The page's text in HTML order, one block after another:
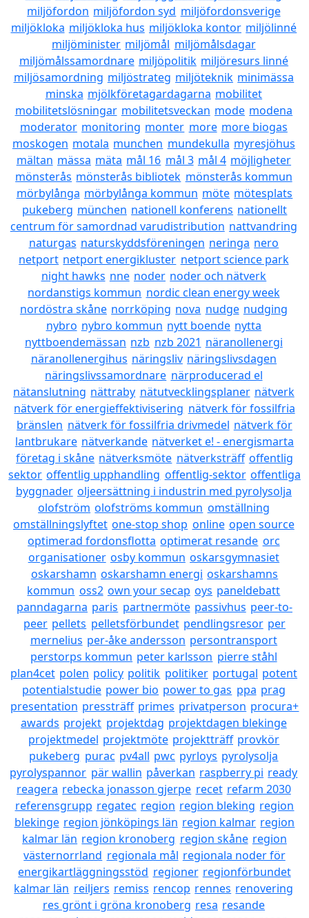
miljöfordon miljöfordon syd miljöfordonsverige
miljökloka miljökloka hus miljökloka kontor miljölinné
miljöminister miljömål miljömålsdagar
miljömålssamordnare miljöpolitik miljöresurs linné
miljösamordning miljöstrateg miljöteknik minimässa
minska mjölkföretagardagarna mobilitet
mobilitetslösningar mobilitetsveckan mode modena
moderator monitoring monter more more biogas
moskogen motala munchen mundekulla myresjöhus
mältan mässa mäta mål 16 mål 3 mål 4 möjligheter
mönsterås mönsterås bibliotek mönsterås kommun
mörbylånga mörbylånga kommun möte mötesplats
pukeberg münchen nationell konferens nationellt
centrum för samordnad varudistribution nattvandring
naturgas naturskyddsföreningen neringa nero
netport netport energikluster netport science park
night hawks nne noder noder och nätverk
nordanstigs kommun nordic clean energy week
nordöstra skåne norrköping nova nudge nudging
nybro nybro kommun nytt boende nytta
nyttboendemässan nzb nzb 2021 näranollenergi
näranollenergihus näringsliv näringslivsdagen
näringslivssamordnare närproducerad el
nätanslutning nättraby nätutvecklingsplaner nätverk
nätverk för energieffektivisering nätverk för fossilfria
bränslen nätverk för fossilfria drivmedel nätverk för
lantbrukare nätverkande nätverket e! - energismarta
företag i skåne nätverksmöte nätverksträff offentlig
sektor offentlig upphandling offentlig-sektor offentliga
byggnader oljeersättning i industrin med pyrolysolja
olofström olofströms kommun omställning
omställningslyftet one-stop shop online open source
optimerad fordonsflotta optimerat resande orc
organisationer osby kommun oskarsgymnasiet
oskarshamn oskarshamn energi oskarshamns
kommun oss2 own your secap oys paneldebatt
panndagarna paris partnermöte passivhus peer-to-
peer pellets pelletsförbundet pendlingsresor per
mernelius per-åke andersson persontransport
perstorps kommun peter karlsson pierre ståhl
plan4cet polen policy politik politiker portugal potent
potentialstudie power bio power to gas ppa prag
presentation pressträff primes privatperson procura+
awards projekt projektdag projektdagen blekinge
projektmedel projektmöte projektträff provkör
pukeberg purac pv4all pwc pyrloys pyrolysolja
pyrolyspannor pär wallin påverkan raspberry pi ready
reagera rebecka jonasson gjerpe recet refarm 2030
referensgrupp regatec region region bleking region
blekinge region jönköpings län region kalmar region
kalmar län region kronoberg region skåne region
västernorrland regionala mål regionala noder för
energikartläggningsstöd regioner regionförbundet
kalmar län reiljers remiss rencop rennes renovering
res grönt i gröna kronoberg resa resande